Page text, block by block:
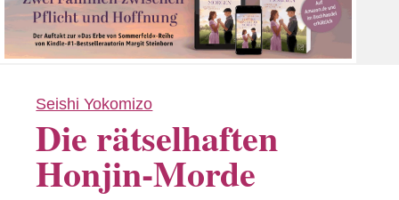
Seishi Yokomizo
Die rätselhaften
Honjin-Morde